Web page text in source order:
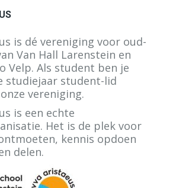
is dé vereniging voor oud-
Van Hall Larenstein en
Velp. Als student ben je
studiejaar student-lid
vereniging.
is een echte
Het is de plek voor
kennis opdoen
delen.